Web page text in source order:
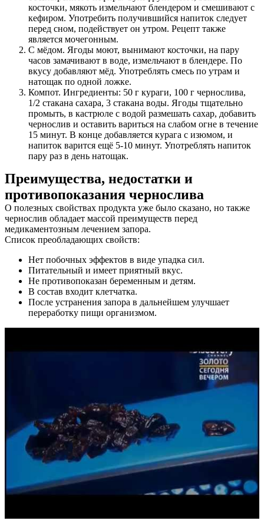
косточки, мякоть измельчают блендером и смешивают с
кефиром. Употребить получившийся напиток следует
перед сном, подействует он утром. Рецепт также
является мочегонным.
С мёдом. Ягоды моют, вынимают косточки, на пару
часов замачивают в воде, измельчают в блендере. По
вкусу добавляют мёд. Употреблять смесь по утрам и
натощак по одной ложке.
Компот. Ингредиенты: 50 г кураги, 100 г чернослива,
1/2 стакана сахара, 3 стакана воды. Ягоды тщательно
промыть, в кастрюле с водой размешать сахар, добавить
чернослив и оставить вариться на слабом огне в течение
15 минут. В конце добавляется курага с изюмом, и
напиток варится ещё 5-10 минут. Употреблять напиток
пару раз в день натощак.
Преимущества, недостатки и
противопоказания чернослива
О полезных свойствах продукта уже было сказано, но также
чернослив обладает массой преимуществ перед
медикаментозным лечением запора.
Список преобладающих свойств:
Нет побочных эффектов в виде упадка сил.
Питательный и имеет приятный вкус.
Не противопоказан беременным и детям.
В состав входит клетчатка.
После устранения запора в дальнейшем улучшает
переработку пищи организмом.